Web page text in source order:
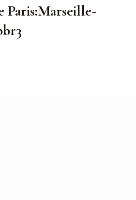
Paris:Marseille-